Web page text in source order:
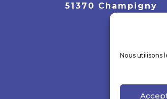
Nous utilisons
51370 Champigny